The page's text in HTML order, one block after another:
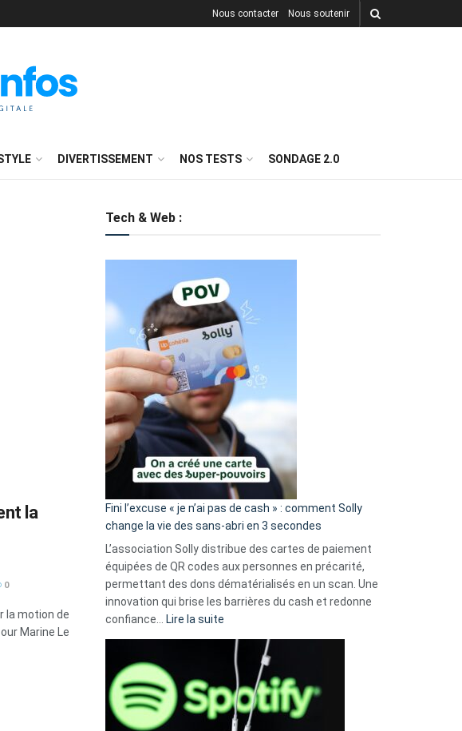
Nous contacter Nous soutenir
DIVERTISSEMENT NOS TESTS SONDAGE 2.0
la
0
la motion de
Marine Le
Tech & Web :
Fini l’excuse « je n’ai pas de cash » : comment Solly
change la vie des sans-abri en 3 secondes
L’association Solly distribue des cartes de paiement
équipées de QR codes aux personnes en précarité,
permettant des dons dématérialisés en un scan. Une
innovation qui brise les barrières du cash et redonne
confiance…
Lire la suite
l’excuse
je
n’ai
pas